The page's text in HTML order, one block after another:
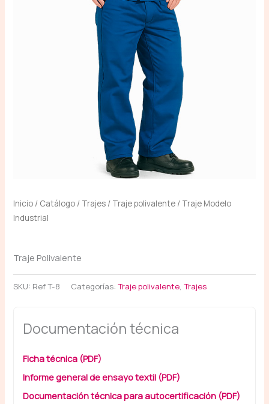
Inicio / Catálogo / Trajes / Traje polivalente / Traje Modelo
Industrial
Traje Polivalente
SKU: Ref T-8 Categorías:Traje polivalente,Trajes
Documentación técnica
Ficha técnica (PDF)
Informe general de ensayo textil (PDF)
Documentación técnica para autocertificación (PDF)